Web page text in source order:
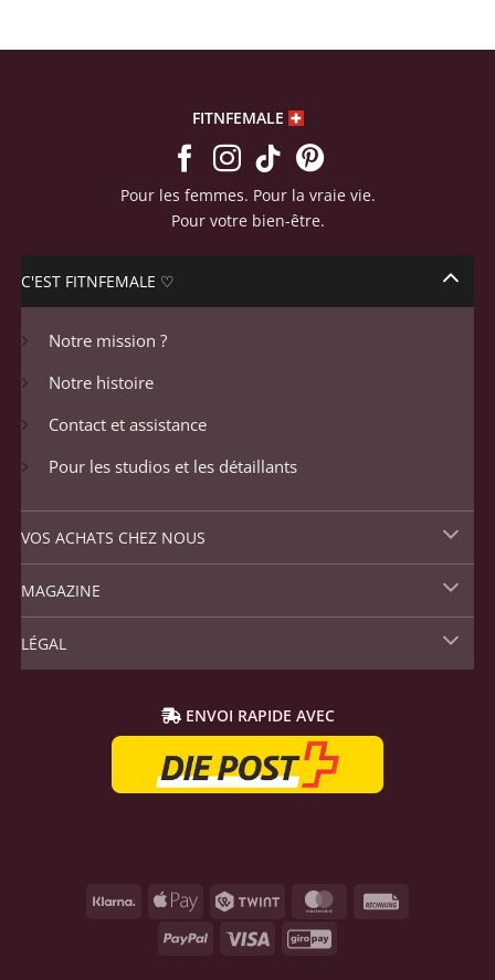
FITNFEMALE
Pour les femmes. Pour la vraie vie.
Pour votre bien-être.
C'EST FITNFEMALE ♡
Notre mission ?
Notre histoire
Contact et assistance
Pour les studios et les détaillants
VOS ACHATS CHEZ NOUS
MAGAZINE
LÉGAL
ENVOI RAPIDE AVEC
Klarna
Apple
Twint MasterCard
PayPal
Visa GiroPay